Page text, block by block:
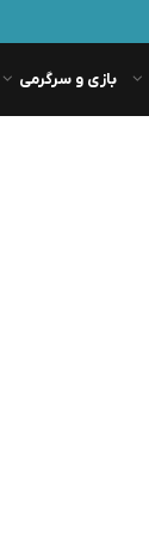
بازی و سرگرمی